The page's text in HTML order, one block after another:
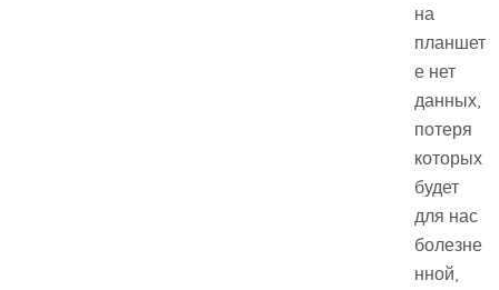
на
планшет
е нет
данных,
потеря
которых
будет
для нас
болезне
нной,